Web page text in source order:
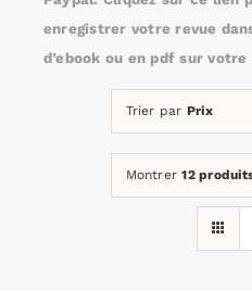
Annonces emploi
enregistrer votre revue
d’ebook ou en pdf sur
Trier par Prix
Montrer12